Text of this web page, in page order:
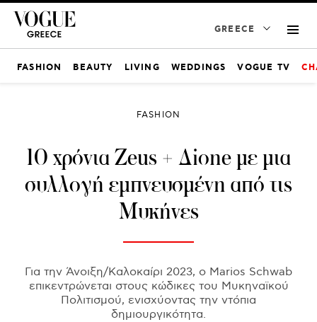
GREECE
FASHION BEAUTY LIVING WEDDINGS VOGUE TV
FASHION
10 χρόνια Zeus + Δione με μια
συλλογή εμπνευσμένη από τις
Μυκήνες
Για την Άνοιξη/Καλοκαίρι 2023, ο Marios Schwab
επικεντρώνεται στους κώδικες του Μυκηναϊκού
Πολιτισμού, ενισχύοντας την ντόπια
δημιουργικότητα.